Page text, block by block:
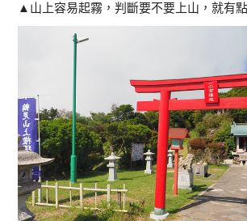
▲山上容易起霧，判斷要不要上山，就有點